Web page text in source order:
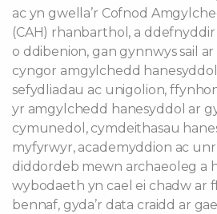
ac yn gwella’r Cofnod
(CAH) rhanbarthol, a
o ddibenion, gan gynnwys sail
cyngor amgylchedd
sefydliadau ac unigolion,
yr amgylchedd hanesyddol ar
cymunedol, cymdeithasau
myfyrwyr, academyddion ac
diddordeb mewn archaeoleg a
wybodaeth yn cael ei chadw ar
bennaf, gyda’r data craidd ar